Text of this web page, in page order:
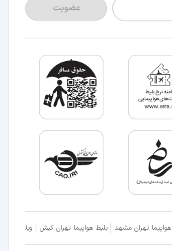
عضویت
هواپیما تهران مشهد بلیط هواپیما تهران کیش ویلا شمال